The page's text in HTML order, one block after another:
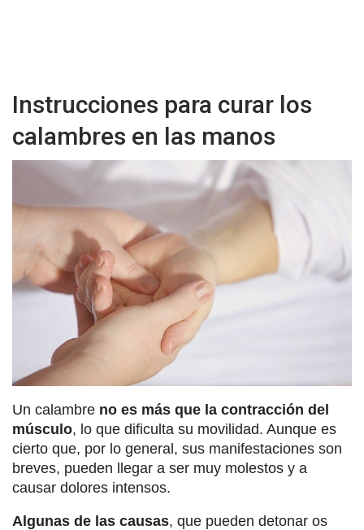
Instrucciones para curar los
calambres en las manos
Un calambre no es más que la contracción del
músculo, lo que dificulta su movilidad. Aunque es
cierto que, por lo general, sus manifestaciones son
breves, pueden llegar a ser muy molestos y a
causar dolores intensos.
Algunas de las causas, que pueden detonar os